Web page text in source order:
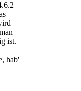
ist.
hab'